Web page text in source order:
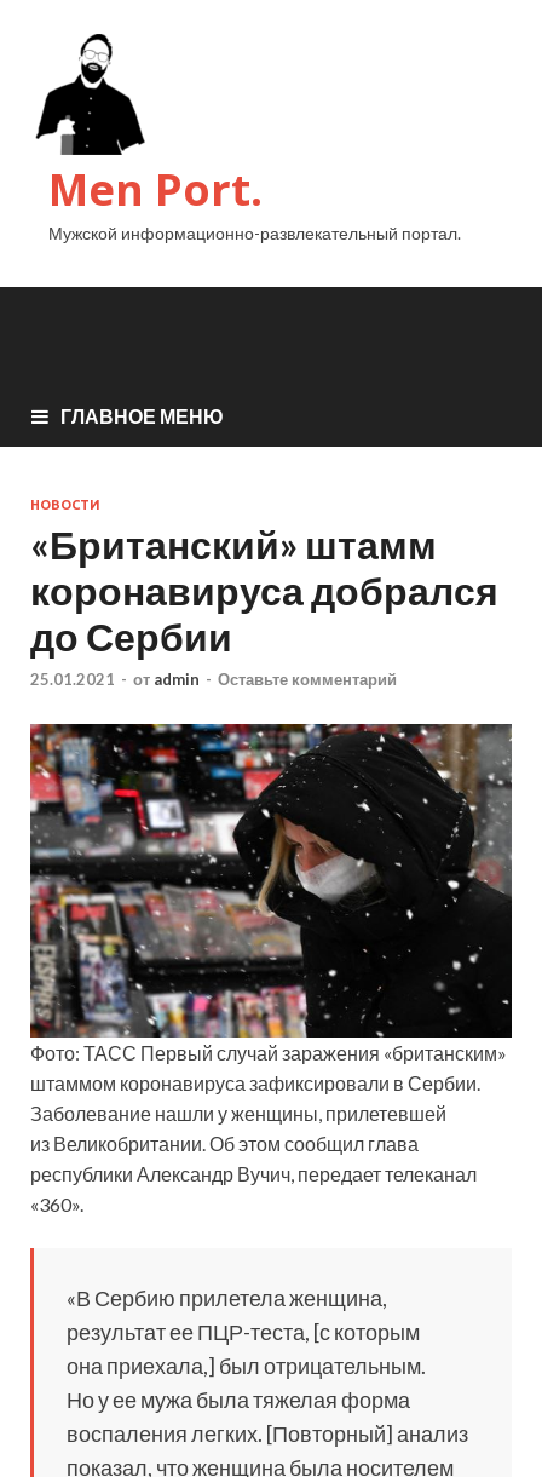
Men Port.
Мужской информационно-развлекательный портал.
ГЛАВНОЕ МЕНЮ
НОВОСТИ
«Британский» штамм
коронавируса добрался
до Сербии
25.01.2021 - от admin - Оставьте комментарий
Фото: ТАСС Первый случай заражения «британским»
штаммом коронавируса зафиксировали в Сербии.
Заболевание нашли у женщины, прилетевшей
из Великобритании. Об этом сообщил глава
республики Александр Вучич, передает телеканал
«360».
«В Сербию прилетелаженщина,
результат ее ПЦР-теста, [с которым
она приехала,] был отрицательным.
Но у ее мужа была тяжелая форма
воспаления легких. [Повторный] анализ
показал, что женщина была носителем